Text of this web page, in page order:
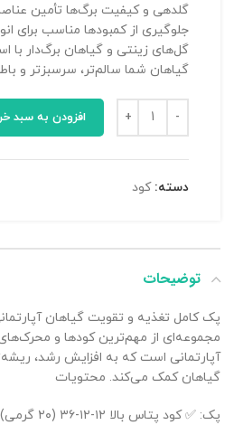
گلدهی و کیفیت برگ‌ها تأمین
جلوگیری از کمبودها مناسب برای
گل‌های زینتی و گیاهان برگ‌دار با
گیاهان شما سالم‌تر، سرسبزتر و
افزودن به سبد
دسته: کود
توضیحات
پک کامل تغذیه و تقویت گیاهان
مجموعه‌ای از مهم‌ترین کودها و
آپارتمانی است که به افزایش رشد،
گیاهان کمک می‌کند. محتویات
پک: ✅ کود